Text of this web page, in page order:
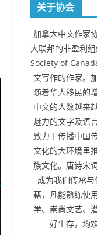
关于协会
加拿大中文作家
大联邦的非盈利
Society of
文写作的作家。
随着华人移民的
中文的人数越来
魅力的文字及语
致力于传播中国
文化的大环境里
族文化。唐诗宋
成为我们传承
藉，凡能熟练使
学、崇尚文艺、
好生存，均